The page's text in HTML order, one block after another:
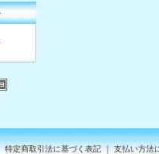
特定商取引法に基づく表記｜支払い方法